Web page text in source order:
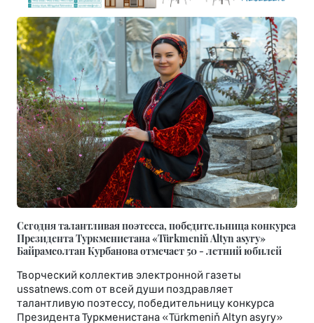
Сегодня талантливая поэтесса, победительница конкурса
Президента Туркменистана «Türkmeniň Altyn asyry»
Байрамсолтан Курбанова отмечает 50 - летний юбилей
Творческий коллектив электронной газеты
ussatnews.com от всей души поздравляет
талантливую поэтессу, победительницу конкурса
Президента Туркменистана «Türkmeniň Altyn asyry»